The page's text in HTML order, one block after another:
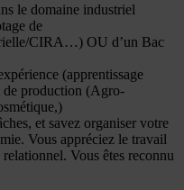
le domaine industriel
de
CIRA…) OU d’un Bac
(apprentissage
de production (Agro-
et savez organiser votre
Vous appréciez le travail
Vous êtes reconnu